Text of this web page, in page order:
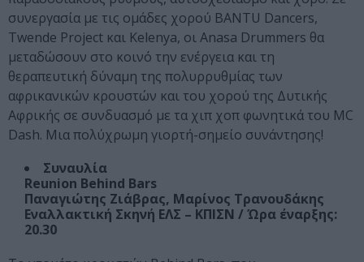
συνεργασία με τις ομάδες χορού BANTU Dancers,
Twende Project και Kelenya, οι Anasa Drummers θα
μεταδώσουν στο κοινό την ενέργεια και τη
θεραπευτική δύναμη της πολυρρυθμίας των
αφρικανικών κρουστών και του χορού της Δυτικής
Αφρικής σε συνδυασμό με τα χιπ χοπ φωνητικά του MC
Dash. Μια πολύχρωμη γιορτή-σημείο συνάντησης!
Συναυλία
Reunion Behind Bars
Παναγιώτης Ζιάβρας, Μαρίνος Τρανουδάκης
Εναλλακτική Σκηνή ΕΛΣ – ΚΠΙΣΝ / Ώρα έναρξης:
20.30